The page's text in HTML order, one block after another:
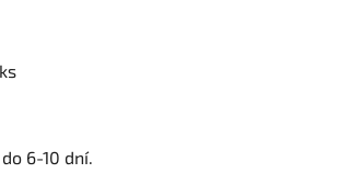
6-10 dní.